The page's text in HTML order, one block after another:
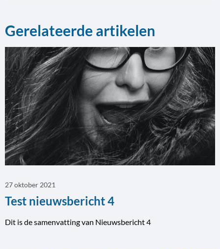
Gerelateerde artikelen
27 oktober 2021
Test nieuwsbericht 4
Dit is de samenvatting van Nieuwsbericht 4
Lees
meer
over